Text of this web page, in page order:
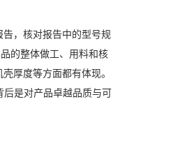
，核对报告中的型号规
的整体做工、用料和核
厚度等方面都有体现。
是对产品卓越品质与可